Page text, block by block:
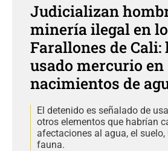
Judicializan
minería ilegal en
Farallones de Cali:
usado mercurio en
nacimientos de
El detenido es señalado de
otros elementos que habrían
afectaciones al agua, el
fauna.